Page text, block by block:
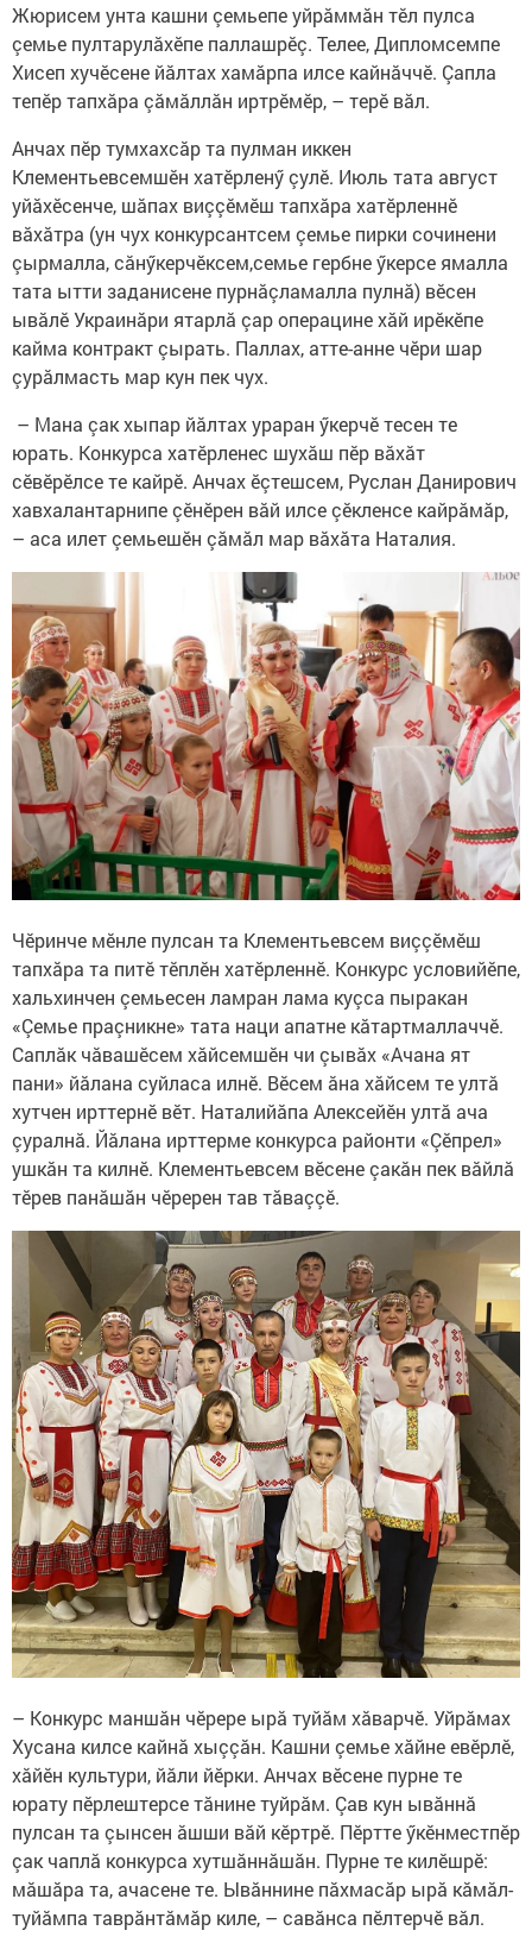
Жюрисем унта кашни çемьепе уйрăммăн тӗл пулса
çемье пултарулӑхӗпе паллашрӗç. Телее, Дипломсемпе
Хисеп хучӗсене йӑлтах хамăрпа илсе кайнӑччӗ. Çапла
тепӗр тапхăра çӑмӑллӑн иртрӗмӗр, – терӗ вăл.
Анчах пӗр тумхахсăр та пулман иккен
Клементьевсемшӗн хатӗрленӳ çулӗ. Июль тата август
уйăхӗсенче, шăпах виççӗмӗш тапхăра хатӗрленнӗ
вăхăтра (ун чух конкурсантсем çемье пирки сочинени
çырмалла, сăнӳкерчӗксем,семье гербне ӳкерсе ямалла
тата ытти заданисене пурнăçламалла пулнă) вӗсен
ывăлӗ Украинăри ятарлă çар операцине хăй ирӗкӗпе
кайма контракт çырать. Паллах, атте-анне чӗри шар
çурăлмасть мар кун пек чух.
– Мана çак хыпар йӑлтах ураран ӳкерчӗ тесен те
юрать. Конкурса хатӗрленес шухӑш пӗр вӑхӑт
сӗвӗрӗлсе те кайрӗ. Анчах ӗçтешсем, Руслан Данирович
хавхалантарнипе çӗнӗрен вӑй илсе çӗкленсе кайрӑмăр,
– аса илет çемьешӗн çăмăл мар вăхăта Наталия.
Чӗринче мӗнле пулсан та Клементьевсем виççӗмӗш
тапхăра та питӗ тӗплӗн хатӗрленнӗ. Конкурс условийӗпе,
хальхинчен çемьесен ламран лама куçса пыракан
«Çемье праçникне» тата наци апатне кăтартмаллаччӗ.
Саплăк чăвашӗсем хăйсемшӗн чи çывăх «Ачана ят
пани» йăлана суйласа илнӗ. Вӗсем ăна хăйсем те ултă
хутчен ирттернӗ вӗт. Наталийăпа Алексейӗн ултă ача
çуралнă. Йăлана ирттерме конкурса районти «Çӗпрел»
ушкăн та килнӗ. Клементьевсем вӗсене çакăн пек вăйлă
тӗрев панăшăн чӗререн тав тăваççӗ.
– Конкурс маншӑн чӗрере ырӑ туйӑм хӑварчӗ. Уйрӑмах
Хусана килсе кайнӑ хыççӑн. Кашни çемье хӑйне евӗрлӗ,
хӑйӗн культури, йӑли йӗрки. Анчах вӗсене пурне те
юрату пӗрлештерсе тӑнине туйрӑм. Çав кун ывӑннӑ
пулсан та çынсен ӑшши вăй кӗртрӗ. Пӗртте ӳкӗнместпӗр
çак чаплӑ конкурса хутшӑннӑшӑн. Пурне те килӗшрӗ:
мӑшӑра та, ачасене те. Ывӑннине пӑхмасӑр ырӑ кӑмӑл-
туйӑмпа таврӑнтӑмӑр киле, – савăнса пӗлтерчӗ вăл.